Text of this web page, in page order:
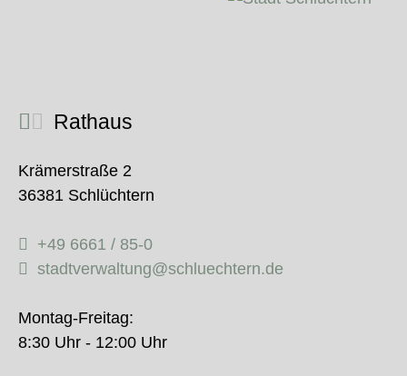
Rathaus
Krämerstraße 2
36381 Schlüchtern
+49 6661 / 85-0
stadtverwaltung@schluechtern.de
Montag-Freitag:
8:30 Uhr - 12:00 Uhr